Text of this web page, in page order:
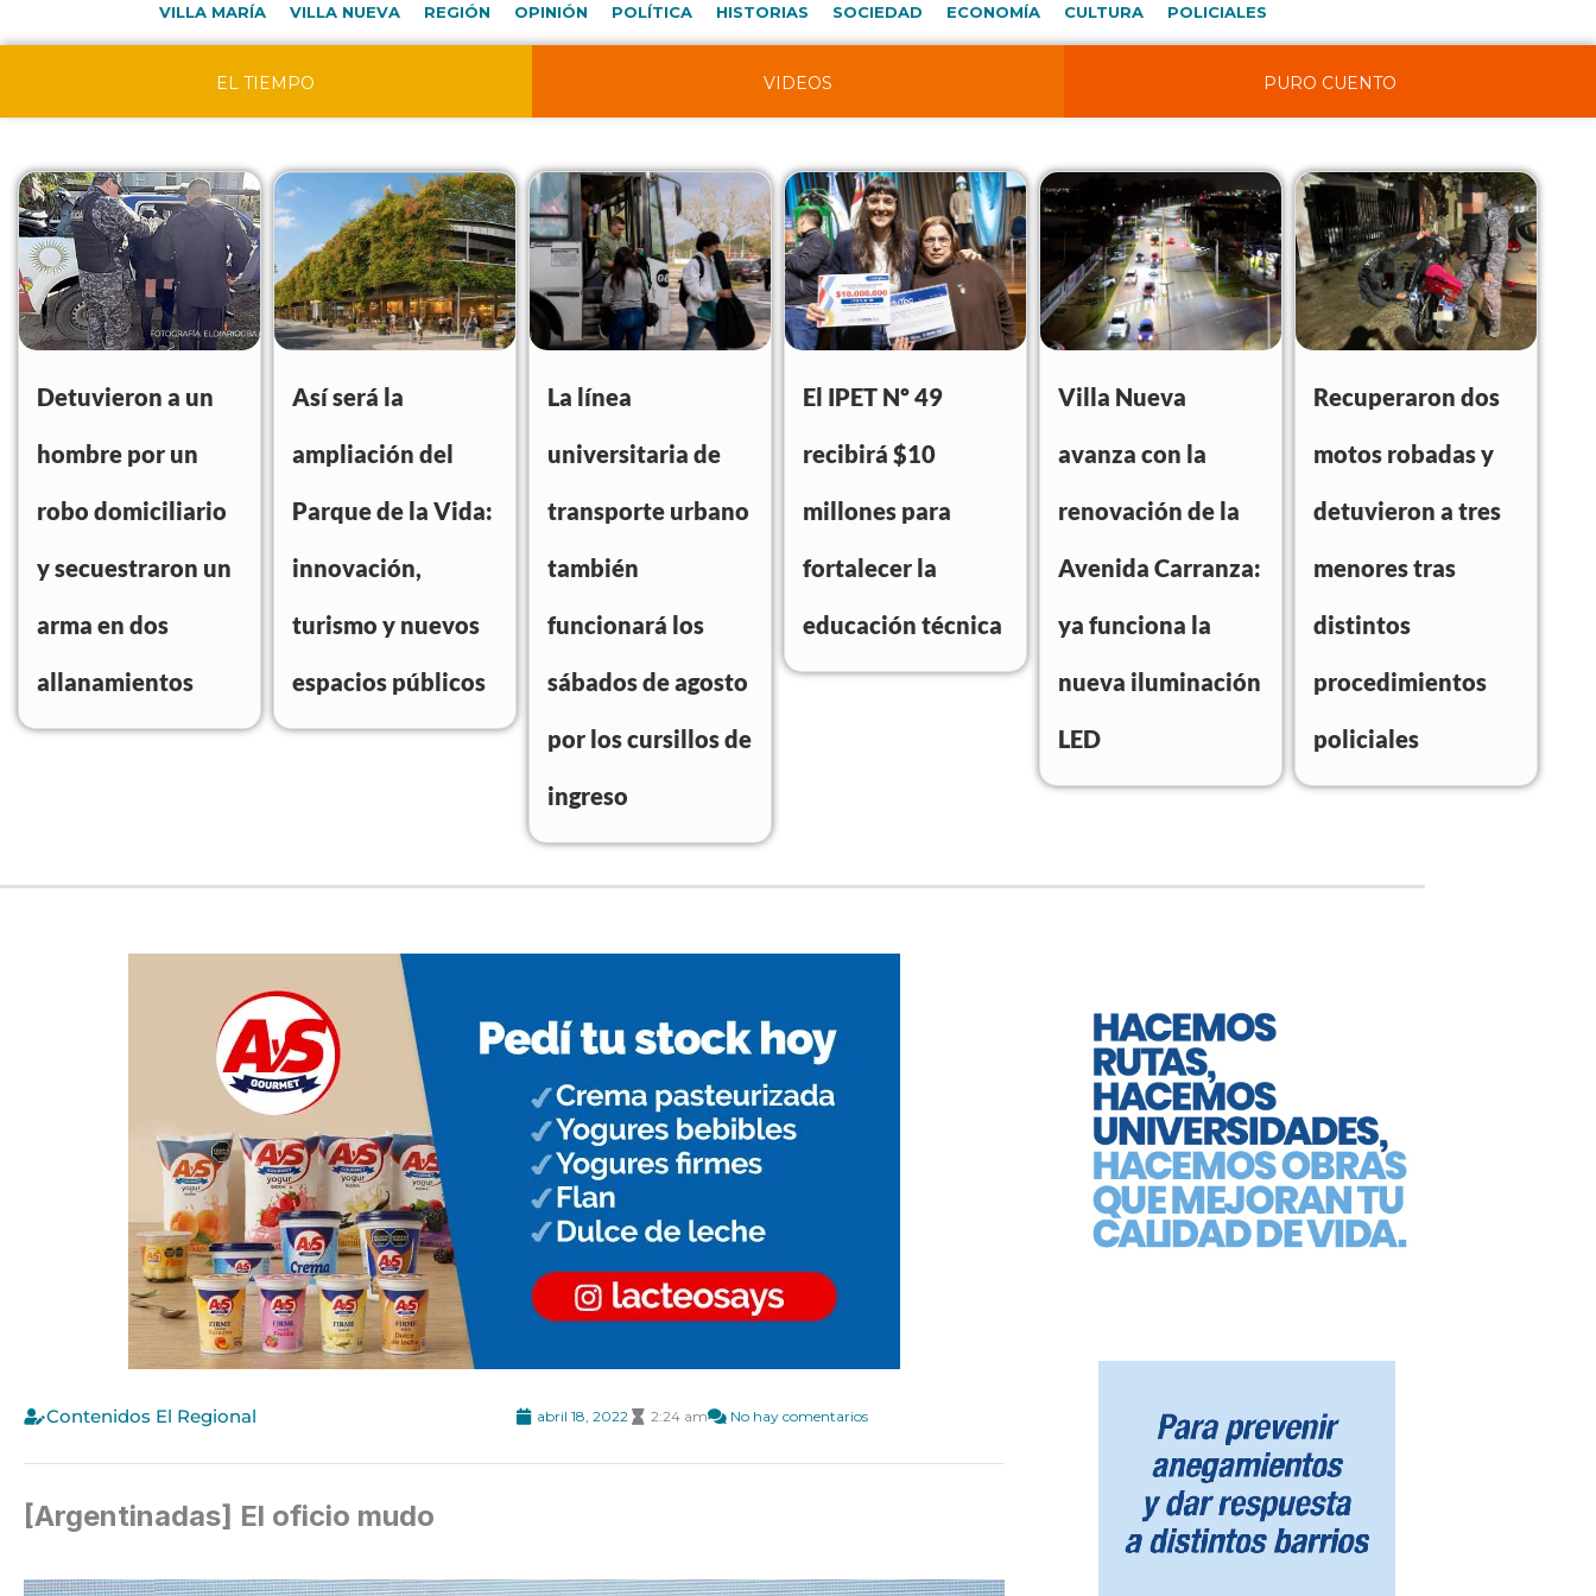
VILLA MARÍA VILLA NUEVA REGIÓN OPINIÓN POLÍTICA HISTORIAS SOCIEDAD ECONOMÍA CULTURA POLICIALES
EL TIEMPO VIDEOS PURO CUENTO
Detuvieron a un
hombre por un
robo domiciliario
y secuestraron un
arma en dos
allanamientos
Así será la
ampliación del
Parque de la Vida:
innovación,
turismo y nuevos
espacios públicos
La línea
universitaria de
transporte urbano
también
funcionará los
sábados de agosto
por los cursillos de
ingreso
El IPET Nº 49
recibirá $10
millones para
fortalecer la
educación técnica
Villa Nueva
avanza con la
renovación de la
Avenida Carranza:
ya funciona la
nueva iluminación
LED
Recuperaron dos
motos robadas y
detuvieron a tres
menores tras
distintos
procedimientos
policiales
Contenidos El Regional abril 18, 2022 2:24 am No hay comentarios
[Argentinadas] El oficio mudo